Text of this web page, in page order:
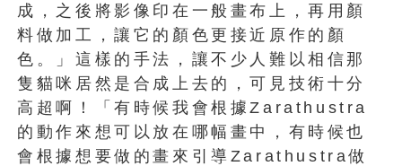
成，之後將影像印在一般畫布上，再用顏
料做加工，讓它的顏色更接近原作的顏
色。」這樣的手法，讓不少人難以相信那
隻貓咪居然是合成上去的，可見技術十分
高超啊！「有時候我會根據Zarathustra
的動作來想可以放在哪幅畫中，有時候也
會根據想要做的畫來引導Zarathustra做